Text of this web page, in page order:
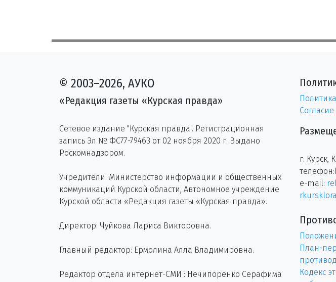
© 2003–2026, АУКО
«Редакция газеты «Курская правда»
Сетевое издание "Курская правда". Регистрационная
запись Эл № ФС77-79463 от 02 ноября 2020 г. Выдано
Роскомнадзором.
Учредители: Министерство информации и общественных
коммуникаций Курской области, Автономное учреждение
Курской области «Редакция газеты «Курская правда».
Директор: Чуйкова Лариса Викторовна.
Главный редактор: Ермолина Алла Владимировна.
Редактор отдела интернет-СМИ : Нечипоренко Серафима
г.
e-mail:
План-
Кодекс